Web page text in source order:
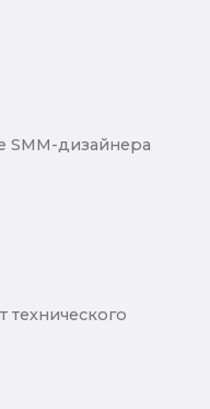
SMM-дизайнера
технического